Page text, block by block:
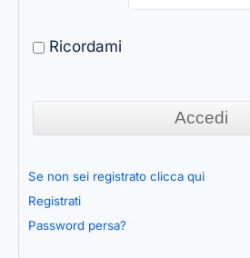
Ricordami
Se non sei registrato clicca qui
Registrati
Password persa?